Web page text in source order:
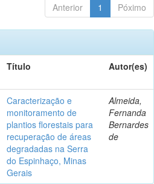
Anterior 1 Póximo
Título Autor(es)
Caracterização e
monitoramento de
plantios florestais para
recuperação de áreas
degradadas na Serra
do Espinhaço, Minas
Gerais
Almeida,
Fernanda
Bernardes
de